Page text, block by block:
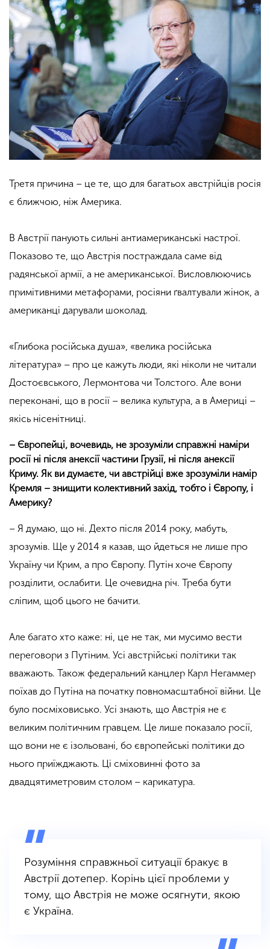
Третя причина – це те, що для багатьох австрійців росія
є ближчою, ніж Америка.
В Австрії панують сильні антиамериканські настрої.
Показово те, що Австрія постраждала саме від
радянської армії, а не американської. Висловлюючись
примітивними метафорами, росіяни ґвалтували жінок, а
американці дарували шоколад.
«Глибока російська душа», «велика російська
література» – про це кажуть люди, які ніколи не читали
Достоєвського, Лермонтова чи Толстого. Але вони
переконані, що в росії – велика культура, а в Америці –
якісь нісенітниці.
– Європейці, вочевидь, не зрозуміли справжні наміри
росії ні після анексії частини Грузії, ні після анексії
Криму. Як ви думаєте, чи австрійці вже зрозуміли намір
Кремля – знищити колективний захід, тобто і Європу, і
Америку?
– Я думаю, що ні. Дехто після 2014 року, мабуть,
зрозумів. Ще у 2014 я казав, що йдеться не лише про
Україну чи Крим, а про Європу. Путін хоче Європу
розділити, ослабити. Це очевидна річ. Треба бути
сліпим, щоб цього не бачити.
Але багато хто каже: ні, це не так, ми мусимо вести
переговори з Путіним. Усі австрійські політики так
вважають. Також федеральний канцлер Карл Негаммер
поїхав до Путіна на початку повномасштабної війни. Це
було посміховисько. Усі знають, що Австрія не є
великим політичним гравцем. Це лише показало росії,
що вони не є ізольовані, бо європейські політики до
нього приїжджають. Ці сміховинні фото за
двадцятиметровим столом – карикатура.
Розуміння справжньої ситуації бракує в
Австрії дотепер. Корінь цієї проблеми у
тому, що Австрія не може осягнути, якою
є Україна.